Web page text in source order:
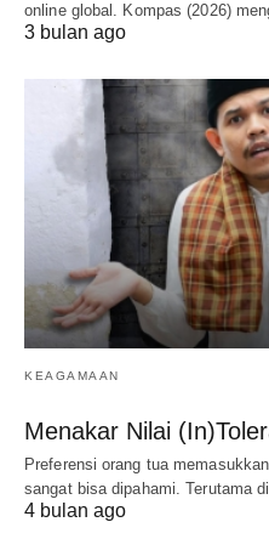
online global. Kompas (2026)
3 bulan ago
KEAGAMAAN
Menakar Nilai
Preferensi orang tua
sangat bisa dipahami. Terutama
4 bulan ago